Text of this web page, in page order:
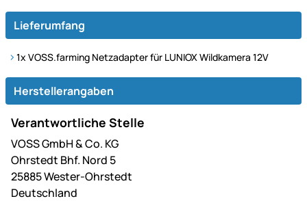
Lieferumfang
1x VOSS.farming Netzadapter für LUNIOX Wildkamera 12V
Herstellerangaben
Verantwortliche Stelle
VOSS GmbH & Co. KG
Ohrstedt Bhf. Nord 5
25885 Wester-Ohrstedt
Deutschland